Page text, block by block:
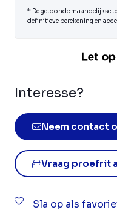
* De getoonde maandelijkse
definitieve berekening en
Interesse?
Neem contact
Vraag proefrit
Sla op als